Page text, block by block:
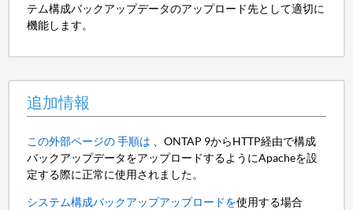
テム構成バックアップデータのアップロード先として適切に
機能します。
追加情報
この外部ページの 手順は 、ONTAP 9からHTTP経由で構成
バックアップデータをアップロードするようにApacheを設
定する際に正常に使用されました。
システム構成バックアップアップロードを使用する場合